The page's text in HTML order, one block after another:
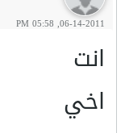
انت
اخي
وصديقي